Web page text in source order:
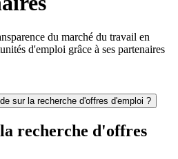
du marché du travail en
d'emploi grâce à ses partenaires
sur la recherche d'offres d'emploi ?
recherche d'offres